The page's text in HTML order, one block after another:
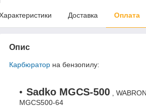
Доставка Оплата
Опис
Карбюратор на бензопилу:
Sadko MGCS-500 ,
MGCS500-64